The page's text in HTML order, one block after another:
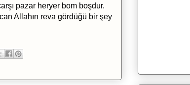
pazar heryer bom boşdur.
Allahın reva gördüğü bir şey